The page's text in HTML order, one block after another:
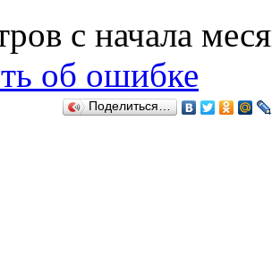
с начала
об ошибке
Поделиться…